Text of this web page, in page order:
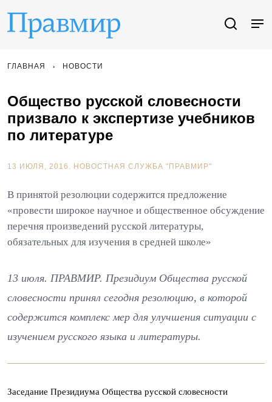
ГЛАВНАЯ НОВОСТИ
Общество русской словесности
призвало к экспертизе учебников
по литературе
13 ИЮЛЯ, 2016. НОВОСТНАЯ СЛУЖБА "ПРАВМИР"
В принятой резолюции содержится предложение
«провести широкое научное и общественное обсуждение
перечня произведений русской литературы,
обязательных для изучения в средней школе»
13 июля. ПРАВМИР. Президиум Общества русской
словесности принял сегодня резолюцию, в которой
содержится комплекс мер для улучшения ситуации с
изучением русского языка и литературы.
Заседание Президиума Общества русской словесности